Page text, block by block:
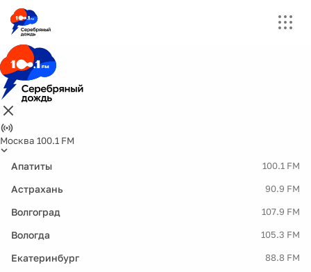
Москва 100.1 FM
Апатиты 100.1 FM
Астрахань 90.9 FM
Волгоград 107.9 FM
Вологда 105.3 FM
Екатеринбург 88.8 FM